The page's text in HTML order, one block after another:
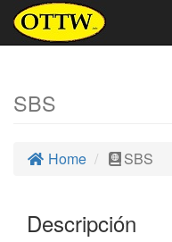
SBS
Home SBS
Descripción